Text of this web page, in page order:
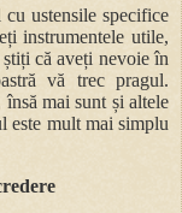
ustensile specifice
instrumentele utile,
că aveți nevoie în
vă trec pragul.
mai sunt și altele
este mult mai simplu